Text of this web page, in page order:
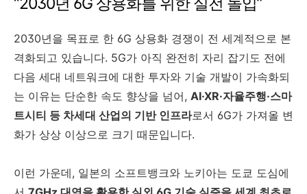
2030년을 목표로 한 6G 상용화 경쟁이 전 세계적으로 본
격화되고 있습니다. 5G가 아직 완전히 자리 잡기도 전에
다음 세대 네트워크에 대한 투자와 기술 개발이 가속화되
는 이유는 단순한 속도 향상을 넘어, AI·XR·자율주행·스마
트시티 등 차세대 산업의 기반 인프라로서 6G가 가져올 변
화가 상상 이상으로 크기 때문입니다.
이런 가운데, 일본의 소프트뱅크와 노키아는 도쿄 도심에